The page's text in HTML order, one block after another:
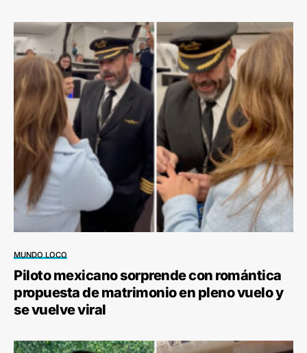
MUNDO LOCO
Piloto mexicano sorprende con romántica
propuesta de matrimonio en pleno vuelo y
se vuelve viral